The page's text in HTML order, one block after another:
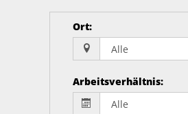
Ort:
Arbeitsverhältnis: